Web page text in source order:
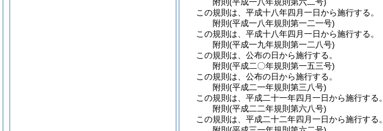
この規則は、平成十八年四月一日から施行する。
附則 (平成一八年規則第一二一号)
この規則は、平成十八年四月一日から施行する。
附則 (平成一九年規則第一二八号)
この規則は、公布の日から施行する。
附則 (平成二〇年規則第一五三号)
この規則は、公布の日から施行する。
附則 (平成二一年規則第三八号)
この規則は、平成二十一年四月一日から施行する。
附則 (平成二二年規則第六八号)
この規則は、平成二十二年四月一日から施行する。